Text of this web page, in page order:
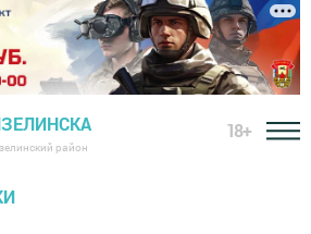
район
18+